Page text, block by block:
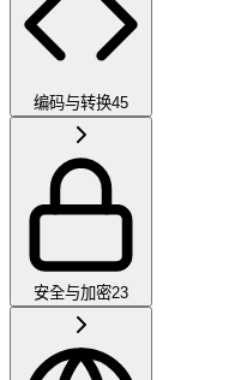
编码与转换45
安全与加密23